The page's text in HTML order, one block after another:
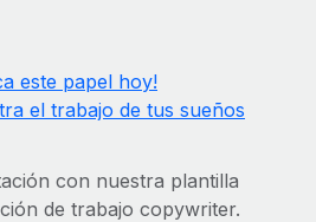
empresas.
de divisas y tiempos de pago para
este papel hoy!
el trabajo de tus sueños
con nuestra plantilla
de trabajo copywriter.